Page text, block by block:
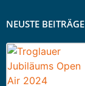
NEUSTE BEITRÄGE